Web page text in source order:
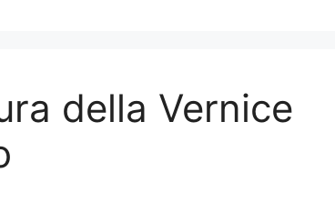
della Vernice